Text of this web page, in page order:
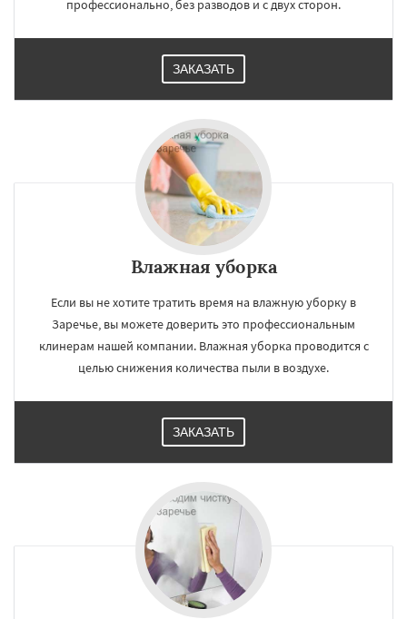
профессионально, без разводов и с двух сторон.
ЗАКАЗАТЬ
Влажная уборка
Если вы не хотите тратить время на влажную уборку в
Заречье, вы можете доверить это профессиональным
клинерам нашей компании. Влажная уборка проводится с
целью снижения количества пыли в воздухе.
ЗАКАЗАТЬ